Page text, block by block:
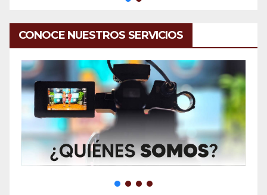
CONOCE NUESTROS SERVICIOS